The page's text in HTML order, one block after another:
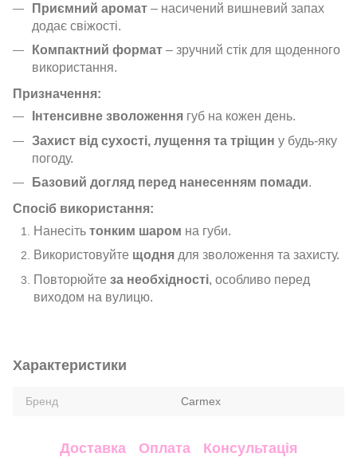
Приємний аромат – насичений вишневий запах
додає свіжості.
Компактний формат – зручний стік для щоденного
використання.
Призначення:
Інтенсивне зволоження губ на кожен день.
Захист від сухості, лущення та тріщин у будь-яку
погоду.
Базовий догляд перед нанесенням помади.
Спосіб використання:
Нанесіть тонким шаром на губи.
Використовуйте щодня для зволоження та захисту.
Повторюйте за необхідності, особливо перед
виходом на вулицю.
Характеристики
Бренд Carmex
Доставка Оплата Консультація